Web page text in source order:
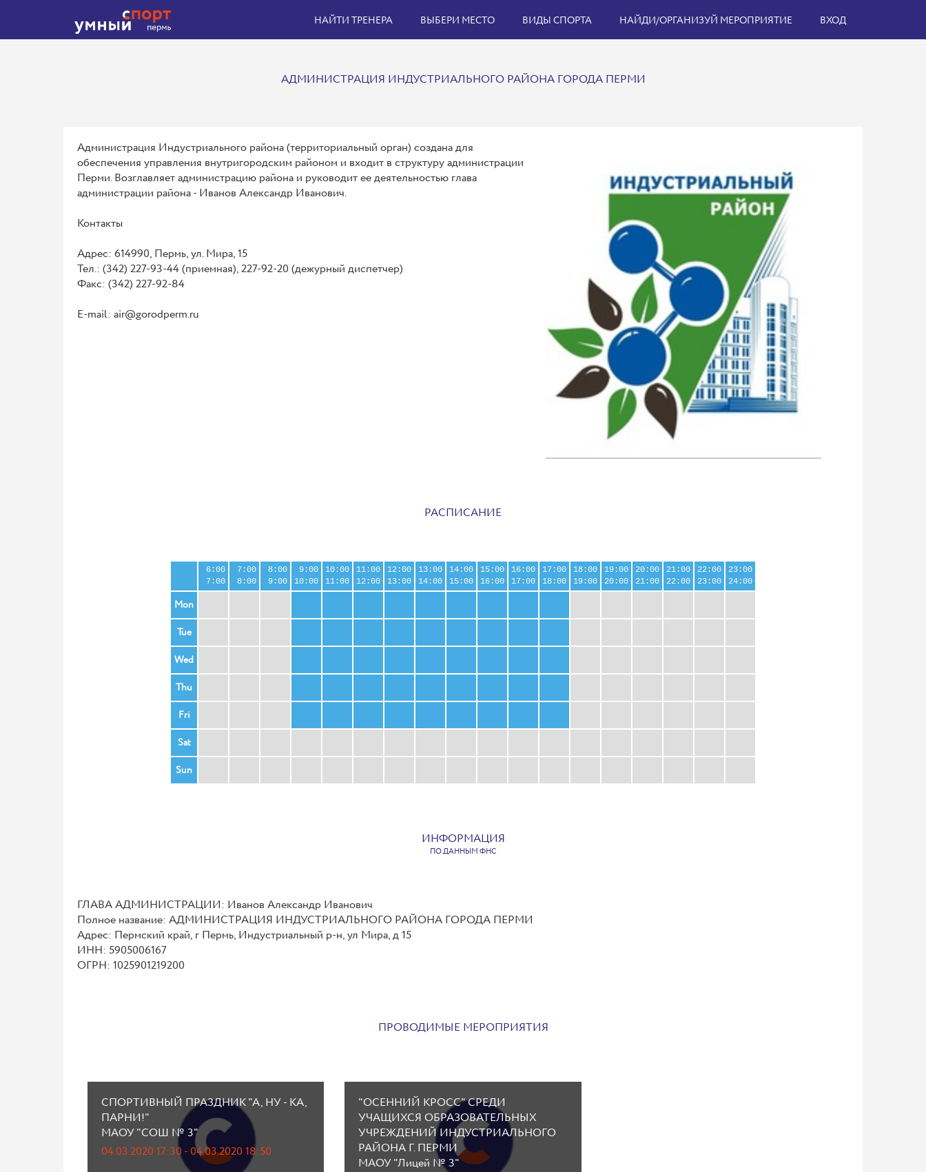
НАЙТИ ТРЕНЕРА ВЫБЕРИ МЕСТО ВИДЫ СПОРТА НАЙДИ/ОРГАНИЗУЙ МЕРОПРИЯТИЕ ВХОД
АДМИНИСТРАЦИЯ ИНДУСТРИАЛЬНОГО РАЙОНА ГОРОДА ПЕРМИ
Администрация Индустриального района (территориальный орган) создана для
обеспечения управления внутригородским районом и входит в структуру администрации
Перми. Возглавляет администрацию района и руководит ее деятельностью глава
администрации района - Иванов Александр Иванович.
Контакты
Адрес: 614990, Пермь, ул. Мира, 15
Тел.: (342) 227-93-44 (приемная), 227-92-20 (дежурный диспетчер)
Факс: (342) 227-92-84
E-mail: air@gorodperm.ru
РАСПИСАНИЕ
6:00
7:00
7:00
8:00
8:00
9:00
9:00
10:00
10:00
11:00
11:00
12:00
12:00
13:00
13:00
14:00
14:00
15:00
15:00
16:00
16:00
17:00
17:00
18:00
18:00
19:00
19:00
20:00
20:00
21:00
21:00
22:00
22:00
23:00
23:00
24:00
Mon
Tue
Wed
Thu
Fri
Sat
Sun
ИНФОРМАЦИЯ
ПО ДАННЫМ ФНС
ГЛАВА АДМИНИСТРАЦИИ: Иванов Александр Иванович
Полное название: АДМИНИСТРАЦИЯ ИНДУСТРИАЛЬНОГО РАЙОНА ГОРОДА ПЕРМИ
Адрес: Пермский край, г Пермь, Индустриальный р-н, ул Мира, д 15
ИНН: 5905006167
ОГРН: 1025901219200
ПРОВОДИМЫЕ МЕРОПРИЯТИЯ
СПОРТИВНЫЙ ПРАЗДНИК "А, НУ - КА,
ПАРНИ!"
МАОУ "СОШ № 3"
04.03.2020 17:30 - 04.03.2020 18:50
"ОСЕННИЙ КРОСС" СРЕДИ
УЧАЩИХСЯ ОБРАЗОВАТЕЛЬНЫХ
УЧРЕЖДЕНИЙ ИНДУСТРИАЛЬНОГО
РАЙОНА Г. ПЕРМИ
МАОУ "Лицей № 3"